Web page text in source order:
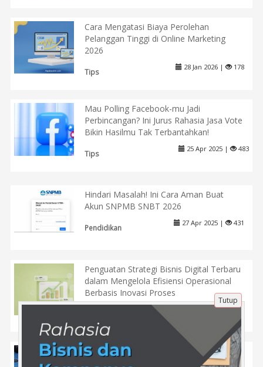
Cara Mengatasi Biaya Perolehan
Pelanggan Tinggi di Online Marketing
2026
Tips
28 Jan 2026 | 178
Mau Polling Facebook-mu Jadi
Perbincangan? Ini Jurus Rahasia Jasa Vote
Bikin Hasilmu Tak Terbantahkan!
Tips
25 Apr 2025 | 483
Hindari Masalah! Ini Cara Aman Buat
Akun SNPMB SNBT 2026
Pendidikan
27 Apr 2025 | 431
Penguatan Strategi Bisnis Digital Terbaru
dalam Mengelola Efisiensi Operasional
Berbasis Inovasi Proses
10 Jan 2026 | 181
Memilih Peralatan Dasar Fotografi dan
Tutup